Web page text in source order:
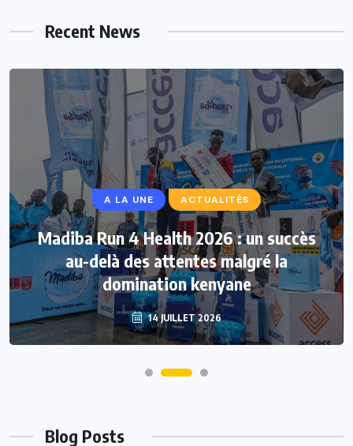
Recent News
A LA UNE ACTUALITÉS
Madiba Run 4 Health 2026 : un succès
au-delà des attentes malgré la
domination kenyane
14 JUILLET 2026
Blog Posts